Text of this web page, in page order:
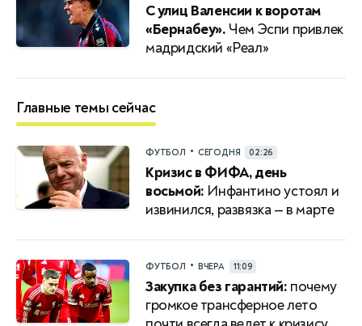
С улиц Валенсии к воротам
«Бернабеу». Чем Эспи привлек
мадридский «Реал»
Главные темы сейчас
ФУТБОЛ • СЕГОДНЯ 02:26
Кризис в ФИФА, день
восьмой: Инфантино устоял и
извинился, развязка — в марте
ФУТБОЛ • ВЧЕРА 11:09
Закупка без гарантий: почему
громкое трансферное лето